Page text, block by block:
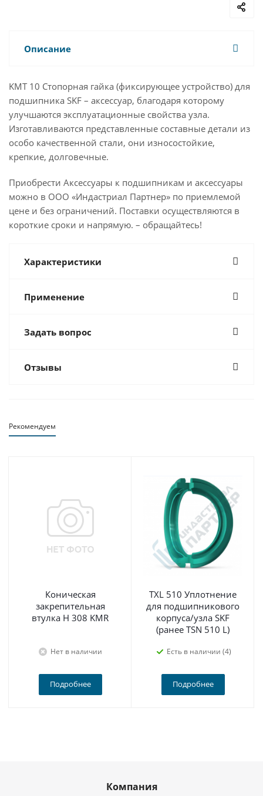
Описание
KMT 10 Стопорная гайка (фиксирующее устройство) для
подшипника SKF – аксессуар, благодаря которому
улучшаются эксплуатационные свойства узла.
Изготавливаются представленные составные детали из
особо качественной стали, они износостойкие,
крепкие, долговечные.
Приобрести Аксессуары к подшипникам и аксессуары
можно в ООО «Индастриал Партнер» по приемлемой
цене и без ограничений. Поставки осуществляются в
короткие сроки и напрямую. – обращайтесь!
Характеристики
Применение
Задать вопрос
Отзывы
Рекомендуем
Коническая
закрепительная
втулка H 308 KMR
Нет в наличии
Подробнее
TXL 510 Уплотнение
для подшипникового
корпуса/узла SKF
(ранее TSN 510 L)
Есть в наличии (4)
Подробнее
Компания